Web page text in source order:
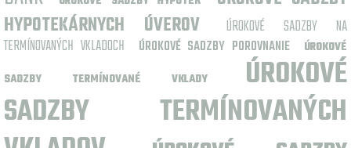
HYPOTEKÁRNYCH ÚVEROV
ÚROKOVÉ SADZBY NA
TERMÍNOVANÝCH VKLADOCH
ÚROKOVÉ SADZBY POROVNANIE
ÚROKOVÉ
SADZBY TERMÍNOVANÉ VKLADY
ÚROKOVÉ
SADZBY TERMÍNOVANÝCH